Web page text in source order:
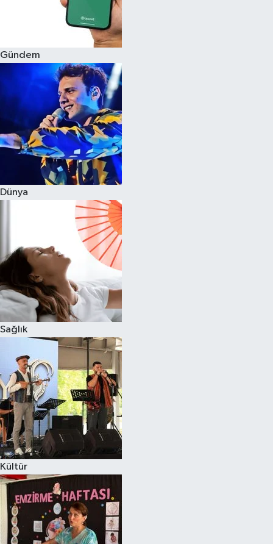
Gündem
Dünya
Sağlık
Kültür